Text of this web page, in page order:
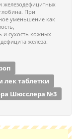
железодефицитных
При
уменьшение как
и сухость кожных
железа.
лек таблетки
Шюсслера №3